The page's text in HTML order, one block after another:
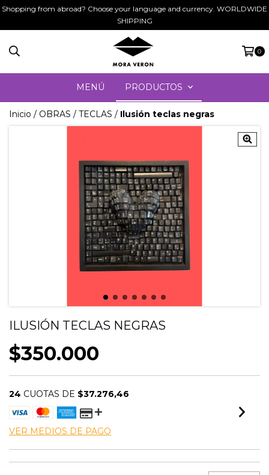
Shopping from abroad? Choose your language and currency. WORLDWIDE
SHIPPING
0
MENÚ PRODUCTOS
Inicio / OBRAS / TECLAS / Ilusión teclas negras
ILUSIÓN TECLAS NEGRAS
$350.000
24 CUOTAS DE $37.276,46
VER MEDIOS DE PAGO